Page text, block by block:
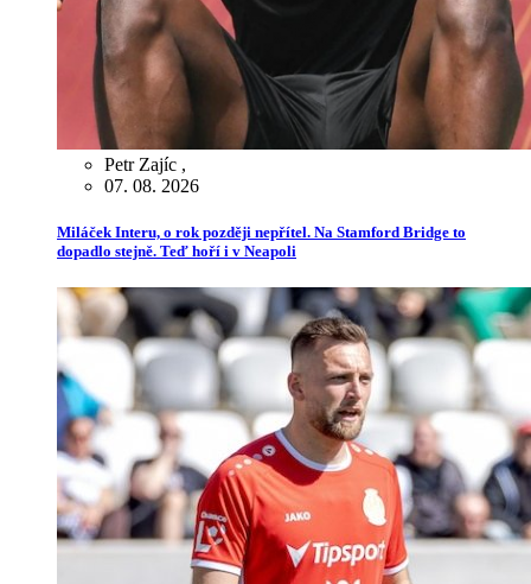
Petr Zajíc ,
07. 08. 2026
Miláček Interu, o rok později nepřítel. Na Stamford Bridge to
dopadlo stejně. Teď hoří i v Neapoli